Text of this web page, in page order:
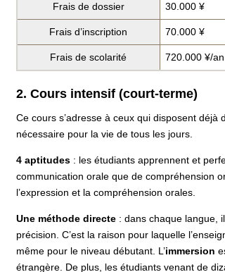
Frais de dossier 30.000 ¥
Frais d’inscription 70.000 ¥
Frais de scolarité 720.000 ¥/an
2. Cours intensif (court-terme)
Ce cours s’adresse à ceux qui disposent déjà
nécessaire pour la vie de tous les jours.
4 aptitudes : les étudiants apprennent et
communication orale que de compréhension
l’expression et la compréhension orales.
Une méthode directe: dans chaque langue,
précision. C’est la raison pour laquelle
même pour le niveau débutant. L’immersion
étrangère. De plus, les étudiants venant de